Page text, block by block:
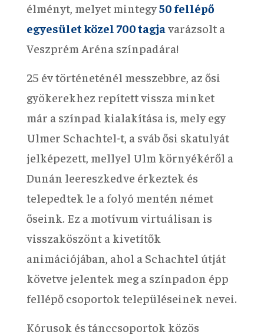
élményt, melyet mintegy50 fellépő
egyesület közel 700 tagjavarázsolt a
Veszprém Aréna színpadára!
25 év történeténél messzebbre, az ősi
gyökerekhez repített vissza minket
már a színpad kialakítása is, mely egy
Ulmer Schachtel-t, a sváb ősi skatulyát
jelképezett, mellyel Ulm környékéről a
Dunán leereszkedve érkeztek és
telepedtek le a folyó mentén német
őseink. Ez a motívum virtuálisan is
visszaköszönt a kivetítők
animációjában, ahol a Schachtel útját
követve jelentek meg a színpadon épp
fellépő csoportok településeinek nevei.
Kórusok és tánccsoportok közös